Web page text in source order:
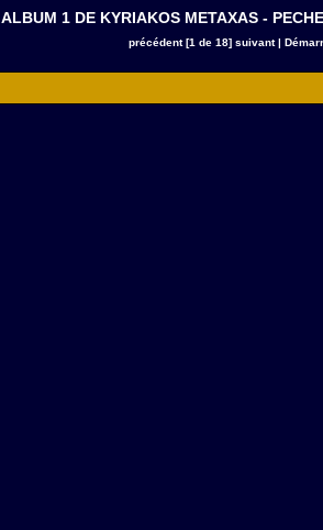
ALBUM 1 DE KYRIAKOS METAXAS -
précédent[1 de 18] suivant|